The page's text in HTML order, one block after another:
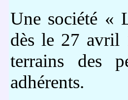
Une société «
dès le 27 avril
terrains des
adhérents.